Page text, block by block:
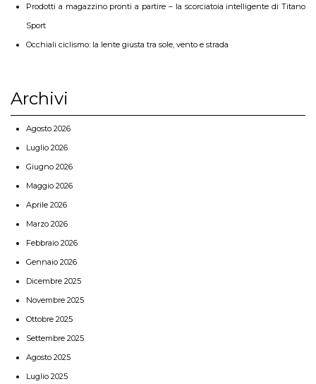
Prodotti a magazzino pronti a partire – la scorciatoia intelligente di Titano
Sport
Occhiali ciclismo: la lente giusta tra sole, vento e strada
Archivi
Agosto 2026
Luglio 2026
Giugno 2026
Maggio 2026
Aprile 2026
Marzo 2026
Febbraio 2026
Gennaio 2026
Dicembre 2025
Novembre 2025
Ottobre 2025
Settembre 2025
Agosto 2025
Luglio 2025